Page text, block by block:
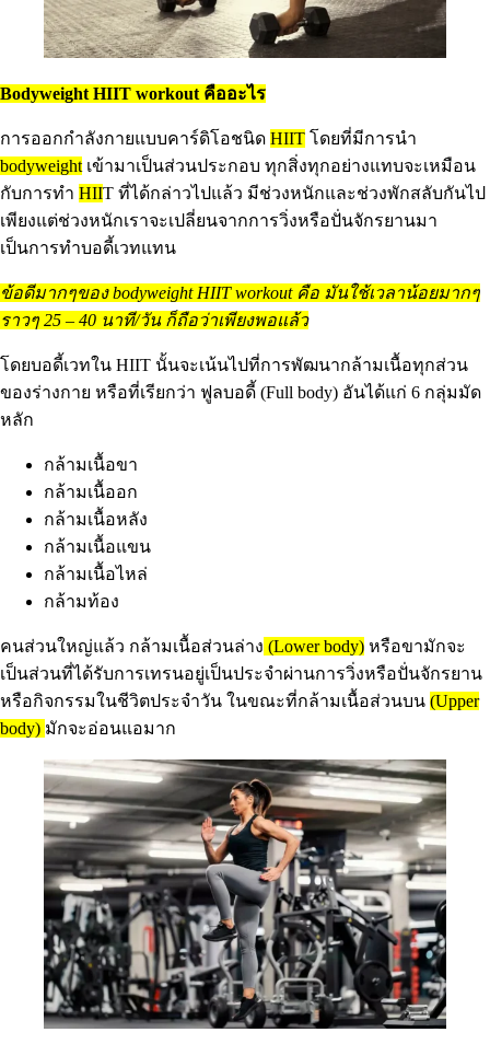
Bodyweight HIIT workout คืออะไร
การออกกำลังกายแบบคาร์ดิโอชนิด HIIT โดยที่มีการนำ
bodyweight เข้ามาเป็นส่วนประกอบ ทุกสิ่งทุกอย่างแทบจะเหมือน
กับการทำ HIIT ที่ได้กล่าวไปแล้ว มีช่วงหนักและช่วงพักสลับกันไป
เพียงแต่ช่วงหนักเราจะเปลี่ยนจากการวิ่งหรือปั่นจักรยานมา
เป็นการทำบอดี้เวทแทน
ข้อดีมากๆของ bodyweight HIIT workout คือ มันใช้เวลาน้อยมากๆ
ราวๆ 25 – 40 นาที/วัน ก็ถือว่าเพียงพอแล้ว
โดยบอดี้เวทใน HIIT นั้นจะเน้นไปที่การพัฒนากล้ามเนื้อทุกส่วน
ของร่างกาย หรือที่เรียกว่า ฟูลบอดี้ (Full body) อันได้แก่ 6 กลุ่มมัด
หลัก
กล้ามเนื้อขา
กล้ามเนื้ออก
กล้ามเนื้อหลัง
กล้ามเนื้อแขน
กล้ามเนื้อไหล่
กล้ามท้อง
คนส่วนใหญ่แล้ว กล้ามเนื้อส่วนล่าง (Lower body) หรือขามักจะ
เป็นส่วนที่ได้รับการเทรนอยู่เป็นประจำผ่านการวิ่งหรือปั่นจักรยาน
หรือกิจกรรมในชีวิตประจำวัน ในขณะที่กล้ามเนื้อส่วนบน (Upper
body) มักจะอ่อนแอมาก